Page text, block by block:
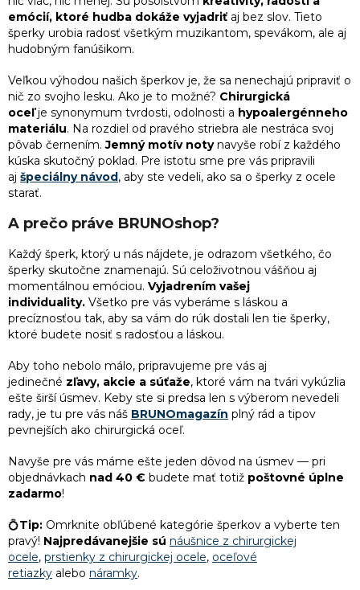
Darček k 55. narodeninám pre ženu
Najlepší darček pre kamarátku 3
Darček pre kolegyňu 3
Darček k 45. narodeninám pre ženu 3
Darček pre nevestu 3
Darček k narodeninám pre kamarátku 3
Vianočné darčeky pre sestru 3
Originálne darčeky pre ženy 3
Darček k Valentínu pre ženu
Vtipný darček k 50. narodeninám pre ženu 3
Darček k 35. narodeninám pre ženu 3
Darčeky pre družičky 3
trojuholníky 4
vločky 15
c
i
e
r
v
k
y
v
ý
p
i
emócií, ktoré hudba dokáže vyjadriť aj bez slov. Tieto
šperky urobia radosť všetkým muzikantom, spevákom, ale aj
hudobným fanúšikom.
Veľkou výhodou našich šperkov je, že sa nenechajú pripraviť o
nič zo svojho lesku. Ako je to možné? Chirurgická
oceľje synonymum tvrdosti, odolnosti a hypoalergénneho
materiálu. Na rozdiel od pravého striebra ale nestráca svoj
pôvab černením. Jemný motív notynavyše robí z každého
kúska skutočný poklad. Pre istotu sme pre vás pripravili
aj špeciálny návod, aby ste vedeli, ako sa o šperky z ocele
starať.
A prečo práve BRUNOshop?
Každý šperk, ktorý u nás nájdete, je odrazom všetkého, čo
šperky skutočne znamenajú. Sú celoživotnou vášňou aj
momentálnou emóciou. Vyjadrením vašej
individuality. Všetko pre vás vyberáme s láskou a
precíznosťou tak, aby sa vám do rúk dostali len tie šperky,
ktoré budete nosiť s radosťou a láskou.
Aby toho nebolo málo, pripravujeme pre vás aj
jedinečné zľavy, akcie a súťaže, ktoré vám na tvári vykúzlia
ešte širší úsmev. Keby ste si predsa len s výberom nevedeli
rady, je tu pre vás náš BRUNOmagazín plný rád a tipov
pevnejších ako chirurgická oceľ.
Navyše pre vás máme ešte jeden dôvod na úsmev — pri
objednávkach nad 40 € budete mať totiž poštovné úplne
zadarmo!
💍Tip: Omrknite obľúbené kategórie šperkov a vyberte ten
pravý! Najpredávanejšie sú náušnice z chirurgickej
ocele, prstienky z chirurgickej ocele, oceľové
retiazky alebo náramky.